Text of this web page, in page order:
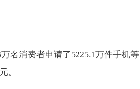
名消费者申请了5225.1万件手机等
。